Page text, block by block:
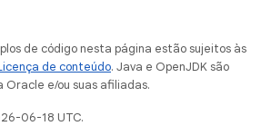
de código nesta página estão sujeitos às
de conteúdo. Java e OpenJDK são
e/ou suas afiliadas.
06-18 UTC.